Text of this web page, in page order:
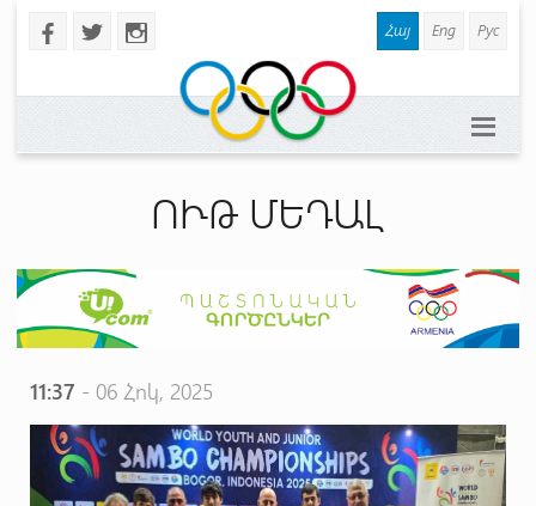
b a x Հայ Eng Рус
ՈՒԹ ՄԵԴԱԼ
11:37 - 06 Հոկ, 2025